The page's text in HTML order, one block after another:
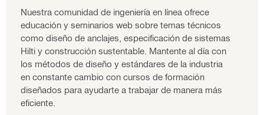
Nuestra comunidad de ingeniería en línea ofrece
educación y seminarios web sobre temas técnicos
como diseño de anclajes, especificación de sistemas
Hilti y construcción sustentable. Mantente al día con
los métodos de diseño y estándares de la industria
en constante cambio con cursos de formación
diseñados para ayudarte a trabajar de manera más
eficiente.